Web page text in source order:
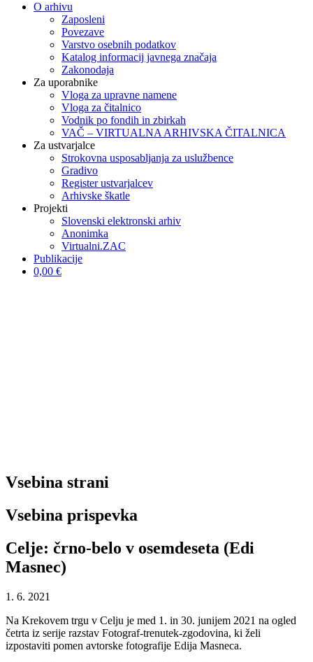
O arhivu
Zaposleni
Povezave
Varstvo osebnih podatkov
Katalog informacij javnega značaja
Zakonodaja
Za uporabnike
Vloga za upravne namene
Vloga za čitalnico
Vodnik po fondih in zbirkah
VAČ – VIRTUALNA ARHIVSKA ČITALNICA
Za ustvarjalce
Strokovna usposabljanja za uslužbence
Gradivo
Register ustvarjalcev
Arhivske škatle
Projekti
Slovenski elektronski arhiv
Anonimka
Virtualni.ZAC
Publikacije
0,00 €
Vsebina strani
Vsebina prispevka
Celje: črno-belo v osemdeseta (Edi
Masnec)
1. 6. 2021
Na Krekovem trgu v Celju je med 1. in 30. junijem 2021 na ogled
četrta iz serije razstav Fotograf-trenutek-zgodovina, ki želi
izpostaviti pomen avtorske fotografije Edija Masneca.